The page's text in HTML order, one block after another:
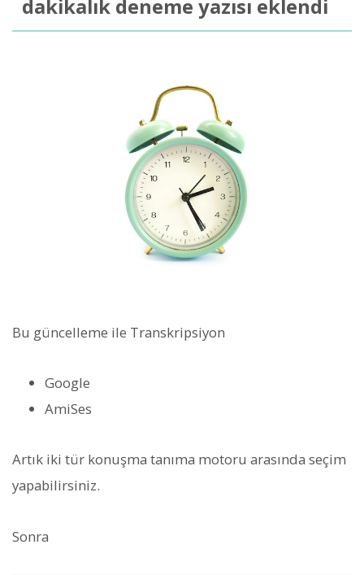
dakikalık deneme yazısı eklendi
Bu güncelleme ile Transkripsiyon
Google
AmiSes
Artık iki tür konuşma tanıma motoru arasında seçim
yapabilirsiniz.
Sonra